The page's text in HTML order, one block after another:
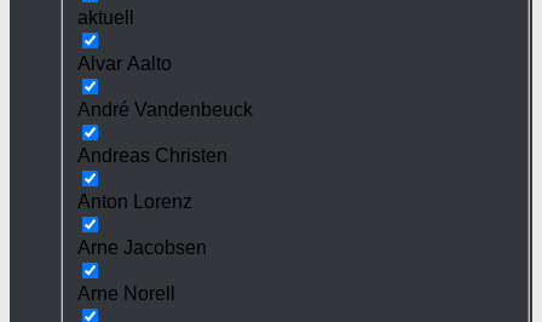
aktuell
Alvar Aalto
André Vandenbeuck
Andreas Christen
Anton Lorenz
Arne Jacobsen
Arne Norell